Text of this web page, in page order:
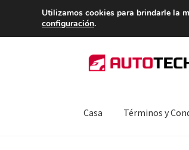
IrIr
al
Casa Términos y
Utilizamos cookies para brindarle la
configuración.